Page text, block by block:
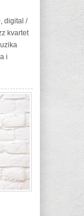
digital /
kvartet
i